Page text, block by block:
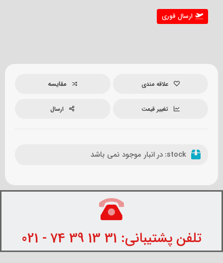
ارسال فوری
علاقه مندی مقایسه
تغییر قیمت ارسال
stock: در انبار موجود نمی باشد
تلفن پشتیبانی: 31 13 39 74 - 021